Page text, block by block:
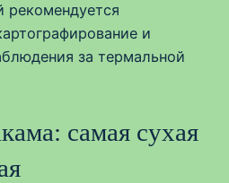
рекомендуется
и
за термальной
самая сухая